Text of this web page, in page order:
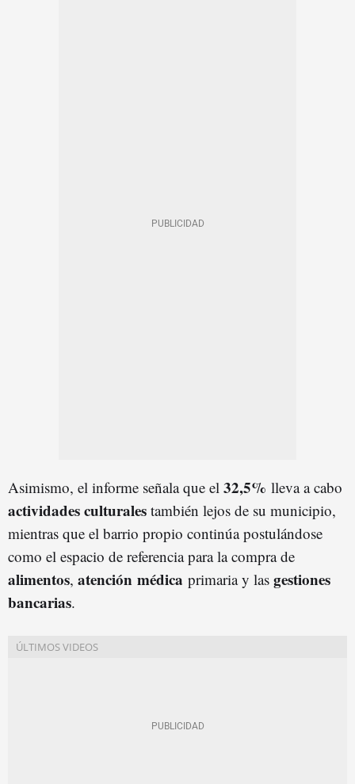
Asimismo, el informe señala que el 32,5% lleva a cabo
actividades culturales también lejos de su municipio,
mientras que el barrio propio continúa postulándose
como el espacio de referencia para la compra de
alimentos, atención médica primaria y las gestiones
bancarias.